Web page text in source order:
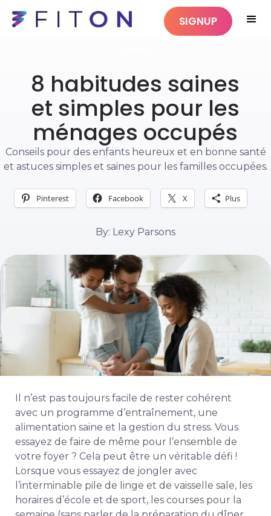
SIGNUP
8 habitudes saines
et simples pour les
ménages occupés
Conseils pour des enfants heureux et en bonne santé
et astuces simples et saines pour les familles occupées.
Pinterest Facebook X Plus
By: Lexy Parsons
Il n’est pas toujours facile de rester cohérent
avec un programme d’entraînement, une
alimentation saine et la gestion du stress. Vous
essayez de faire de même pour l’ensemble de
votre foyer ? Cela peut être un véritable défi !
Lorsque vous essayez de jongler avec
l’interminable pile de linge et de vaisselle sale, les
horaires d’école et de sport, les courses pour la